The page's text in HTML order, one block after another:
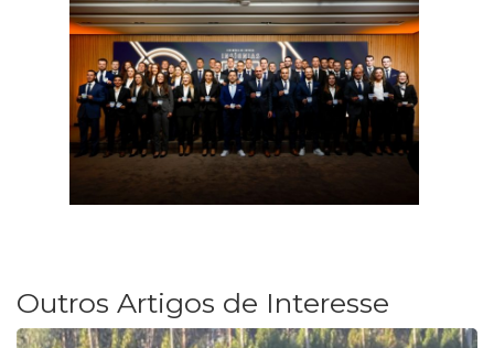
Outros Artigos de Interesse